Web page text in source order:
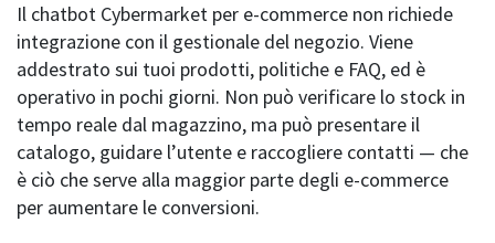
Il chatbot Cybermarket per e-commerce non richiede
integrazione con il gestionale del negozio. Viene
addestrato sui tuoi prodotti, politiche e FAQ, ed è
operativo in pochi giorni. Non può verificare lo stock in
tempo reale dal magazzino, ma può presentare il
catalogo, guidare l’utente e raccogliere contatti — che
è ciò che serve alla maggior parte degli e-commerce
per aumentare le conversioni.